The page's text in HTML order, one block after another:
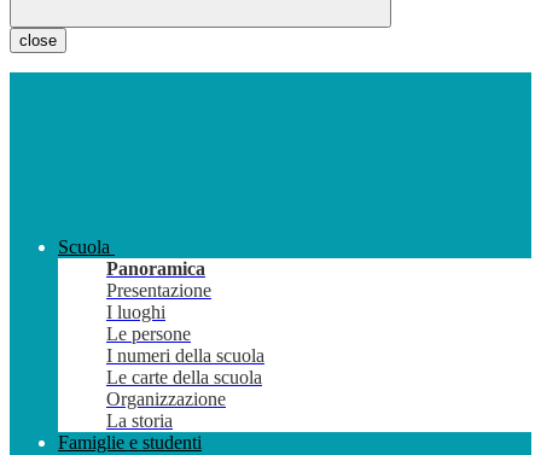
close
Scuola
Panoramica
Presentazione
I luoghi
Le persone
I numeri della scuola
Le carte della scuola
Organizzazione
La storia
Famiglie e studenti